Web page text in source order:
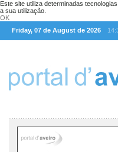
Este site utiliza determinadas
a sua utilização.
OK
Friday, 07 de August de 2026